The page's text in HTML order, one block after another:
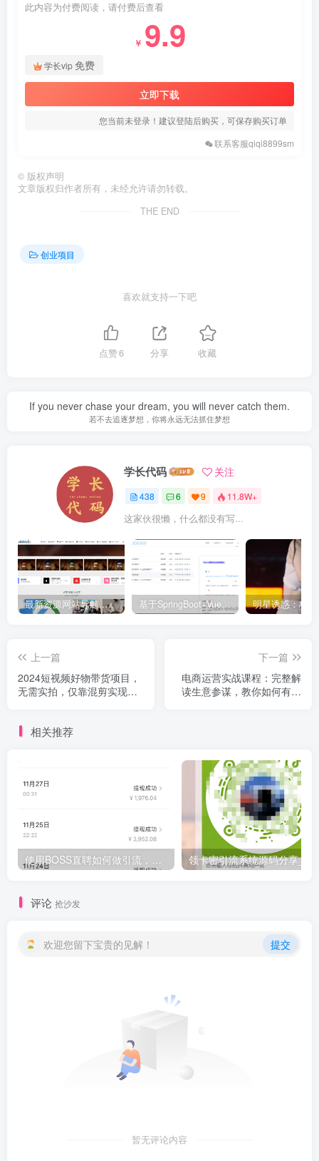
此内容为付费阅读，请付费后查看
￥ 9.9
学长vip免费
立即下载
您当前未登录！建议登陆后购买，可保存购买订单
联系客服qiqi8899sm
© 版权声明
文章版权归作者所有，未经允许请勿转载。
THE END
创业项目
喜欢就支持一下吧
点赞6 分享 收藏
If you never chase your dream, you will never catch them.
若不去追逐梦想，你将永远无法抓住梦想
学长代码 关注
438 6 9 11.8W+
这家伙很懒，什么都没有写...
最新资源网站导航,让你的资源爆满！推荐5个优质互联网资源分享网站
上一篇
2024短视频好物带货项目，
无需实拍，仅靠混剪实现纯
下一篇
电商运营实战课程：完整解
读生意参谋，教你如何有效
相关推荐
评论 抢沙发
欢迎您留下宝贵的见解！ 提交
暂无评论内容